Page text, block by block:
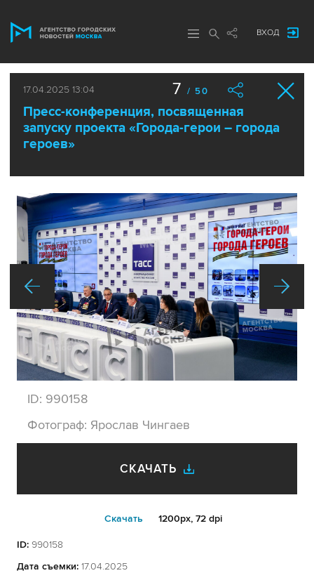
ВХОД
17.04.2025 13:04
Пресс-конференция, посвященная
запуску проекта «Города-герои – города
героев»
7 / 50
ID: 990158
Фотограф: Ярослав Чингаев
СКАЧАТЬ
Cкачать 1200px, 72 dpi
ID: 990158
Дата съемки: 17.04.2025